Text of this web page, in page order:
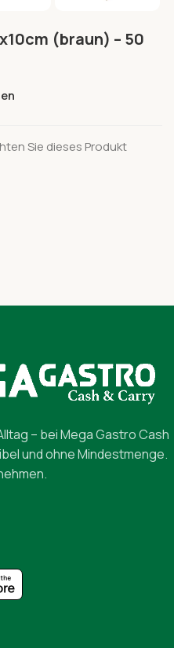
(braun) – 50
Sie dieses Produkt
– bei Mega Gastro Cash
und ohne Mindestmenge.